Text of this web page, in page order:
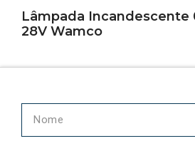
Lâmpada Incandescente
28V Wamco